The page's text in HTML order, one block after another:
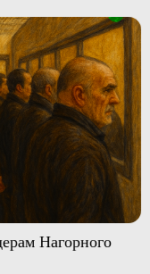
Нагорного